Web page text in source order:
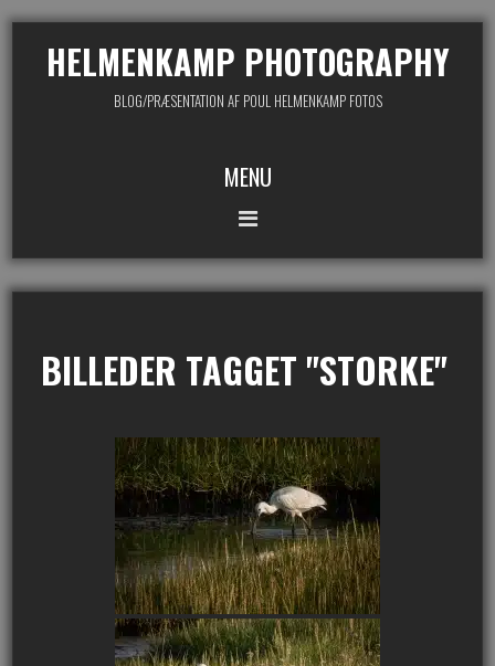
HELMENKAMP PHOTOGRAPHY
BLOG/PRÆSENTATION AF POUL HELMENKAMP FOTOS
MENU
BILLEDER TAGGET "STORKE"